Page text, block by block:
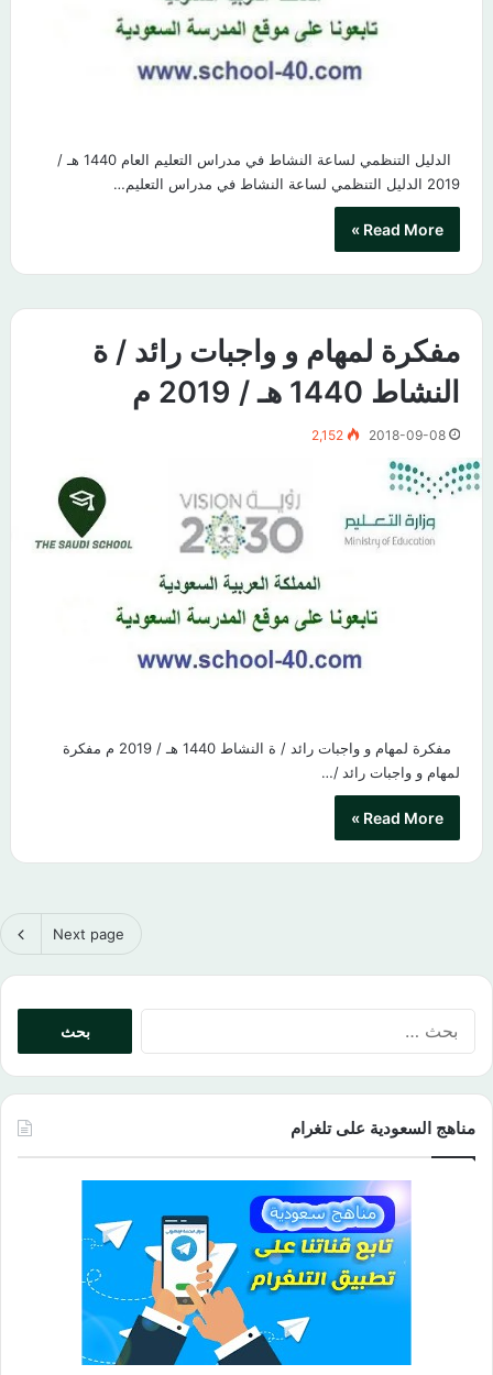
الدليل التنظمي لساعة النشاط في مدراس التعليم العام 1440 هـ /
2019 الدليل التنظمي لساعة النشاط في مدراس التعليم…
Read More »
مفكرة لمهام و واجبات رائد / ة
النشاط 1440 هـ / 2019 م
2018-09-08
2,152
مفكرة لمهام و واجبات رائد / ة النشاط 1440 هـ / 2019 م مفكرة
لمهام و واجبات رائد /…
Read More »
Next page
مناهج السعودية على تلغرام